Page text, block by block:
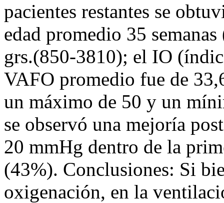
pacientes restantes se
edad promedio 35
grs.(850-3810); el IO
VAFO promedio fue de
un máximo de 50 y un
se observó una mejoría
20 mmHg dentro de la
(43%). Conclusiones: Si
oxigenación, en la